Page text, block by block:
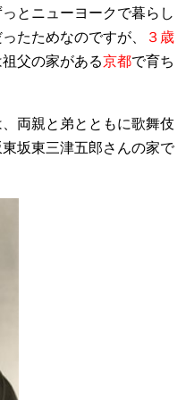
とニューヨークで暮らし
たためなのですが、
３歳
父の家がある京都で育ち
両親と弟とともに歌舞伎
坂東三津五郎さんの家で